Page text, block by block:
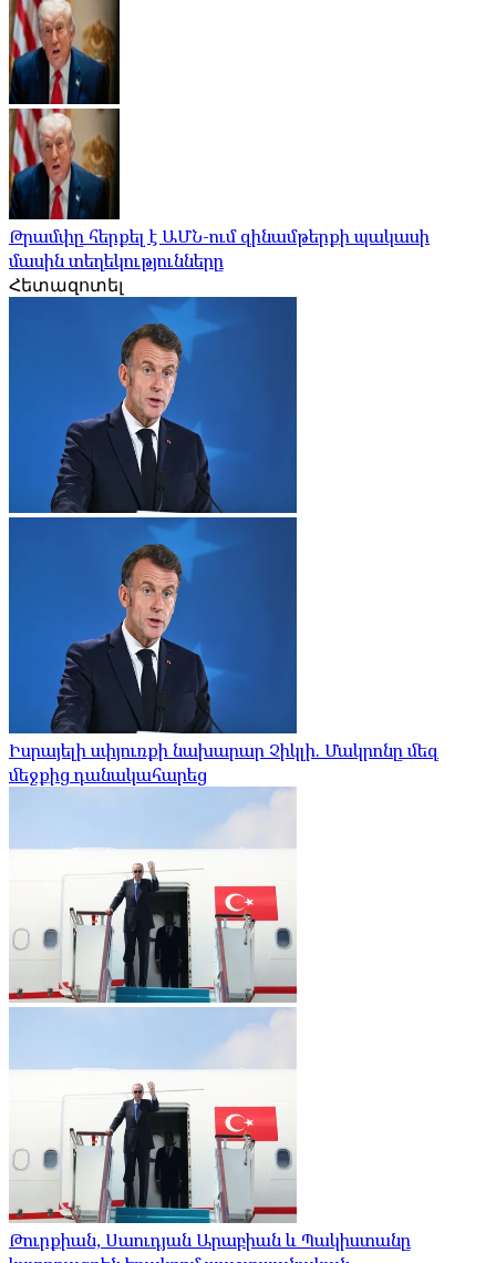
Թրամփը հերքել է ԱՄՆ-ում զինամթերքի պակասի
մասին տեղեկությունները
Հետազոտել
Իսրայելի սփյուռքի նախարար Չիկլի. Մակրոնը մեզ
մեջքից դանակահարեց
Թուրքիան, Սաուդյան Արաբիան և Պակիստանը